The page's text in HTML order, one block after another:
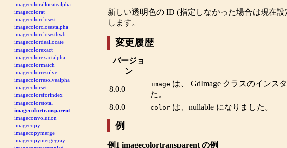
imagecolorallocatealpha
imagecolorat
imagecolorclosest
imagecolorclosestalpha
imagecolorclosesthwb
imagecolordeallocate
imagecolorexact
imagecolorexactalpha
imagecolormatch
imagecolorresolve
imagecolorresolvealpha
imagecolorset
imagecolorsforindex
imagecolorstotal
imagecolortransparent
imageconvolution
imagecopy
imagecopymerge
imagecopymergegray
新しい透明色の ID (指定しなかった場合は現在設
します。
変更履歴
バージョ
ン
8.0.0
image は、 GdImage クラスのインス
た。
8.0.0
color は、nullable になりました。
例
例1 imagecolortransparent の例